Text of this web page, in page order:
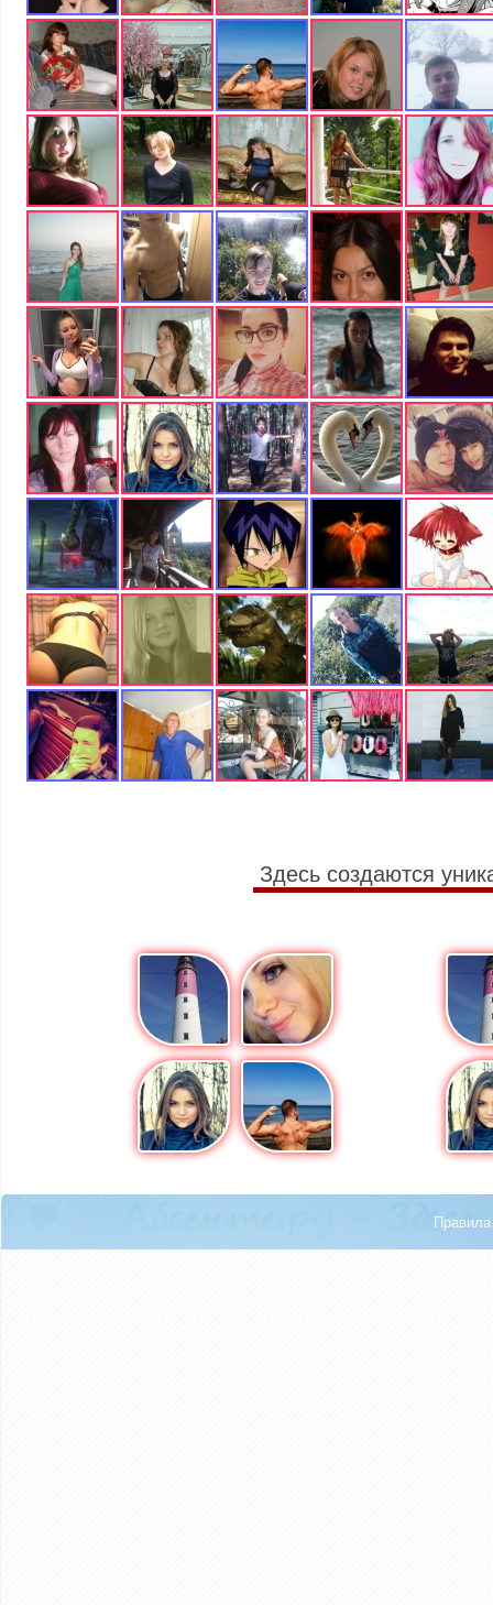
Здесь создаются
Правила